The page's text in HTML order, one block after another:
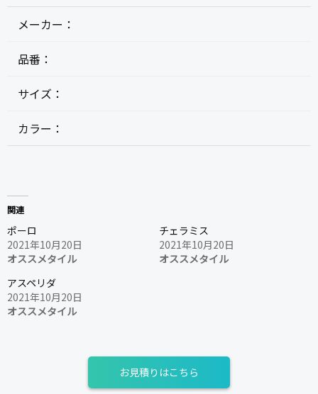
メーカー：
品番：
サイズ：
カラー：
関連
ポーロ
2021年10月20日
オススメタイル
チェラミス
2021年10月20日
オススメタイル
アスペリダ
2021年10月20日
オススメタイル
お見積りはこちら